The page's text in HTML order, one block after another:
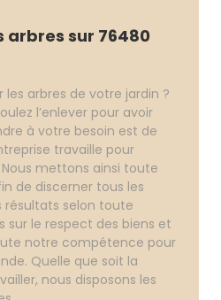
sur 76480
arbres de votre jardin ?
l’enlever pour avoir
à votre besoin est de
travaille pour
mettons ainsi toute
de discerner tous les
résultats selon toute
sur le respect des biens et
notre compétence pour
Quelle que soit la
nous disposons les